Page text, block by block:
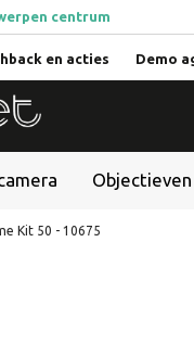
centrum
en acties Demo
Objectieven
Kit 50 - 10675